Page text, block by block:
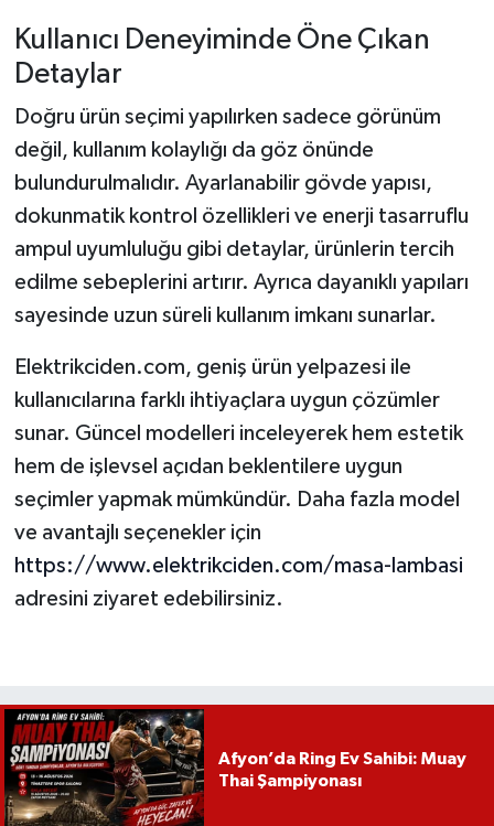
Kullanıcı Deneyiminde Öne Çıkan
Detaylar
Doğru ürün seçimi yapılırken sadece görünüm
değil, kullanım kolaylığı da göz önünde
bulundurulmalıdır. Ayarlanabilir gövde yapısı,
dokunmatik kontrol özellikleri ve enerji tasarruflu
ampul uyumluluğu gibi detaylar, ürünlerin tercih
edilme sebeplerini artırır. Ayrıca dayanıklı yapıları
sayesinde uzun süreli kullanım imkanı sunarlar.
Elektrikciden.com, geniş ürün yelpazesi ile
kullanıcılarına farklı ihtiyaçlara uygun çözümler
sunar. Güncel modelleri inceleyerek hem estetik
hem de işlevsel açıdan beklentilere uygun
seçimler yapmak mümkündür. Daha fazla model
ve avantajlı seçenekler için
https://www.elektrikciden.com/masa-lambasi
adresini ziyaret edebilirsiniz.
Afyon’da Ring Ev Sahibi: Muay
Thai Şampiyonası